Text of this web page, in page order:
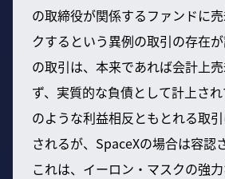
の取締役が関係するファンドに
クするという異例の取引の存在
の取引は、本来であれば会計上
ず、実質的な負債として計上さ
のような利益相反ともとれる取
されるが、SpaceXの場合は容認
これは、イーロン・マスクの強